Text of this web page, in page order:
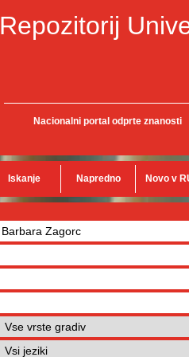
Repozitorij
Nacionalni portal odprte znanosti
Iskanje Napredno Novo v